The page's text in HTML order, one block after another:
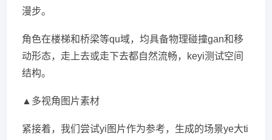
漫步。
角色在楼梯和桥梁等qu域，均具备物理碰撞gan和移
动形态，走上去或走下去都自然流畅，keyi测试空间
结构。
▲多视角图片素材
紧接着，我们尝试yi图片作为参考，生成的场景ye大ti